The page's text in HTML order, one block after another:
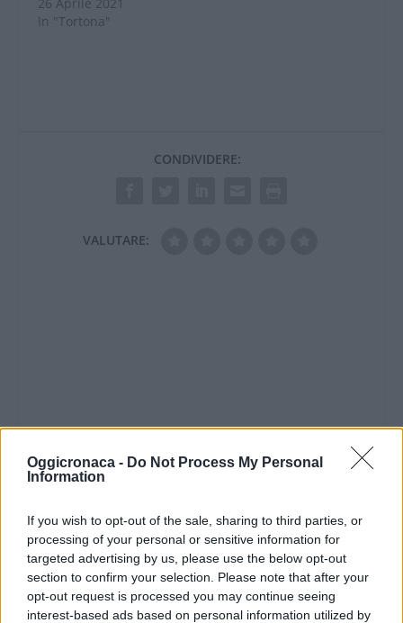
Oggicronaca - Do Not Process My Personal
Information
If you wish to opt-out of the sale, sharing to third parties, or
processing of your personal or sensitive information for
targeted advertising by us, please use the below opt-out
section to confirm your selection. Please note that after your
opt-out request is processed you may continue seeing
interest-based ads based on personal information utilized by
In "Tortona"
CONDIVIDERE:
VALUTARE: